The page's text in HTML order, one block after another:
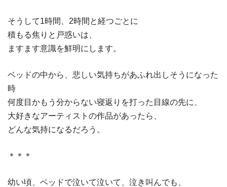
そうして1時間、2時間と経つごとに
積もる焦りと戸惑いは、
ますます意識を鮮明にします。
ベッドの中から、悲しい気持ちがあふれ出しそうになった
時
何度目かもう分からない寝返りを打った目線の先に、
大好きなアーティストの作品があったら、
どんな気持になるだろう。
＊＊＊
幼い頃、ベッドで泣いて泣いて、泣き叫んでも、